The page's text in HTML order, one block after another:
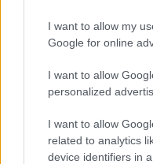
I want to allow my
Google for online
I want to allow
personalized
I want to allow
related to analytics
device identifiers in